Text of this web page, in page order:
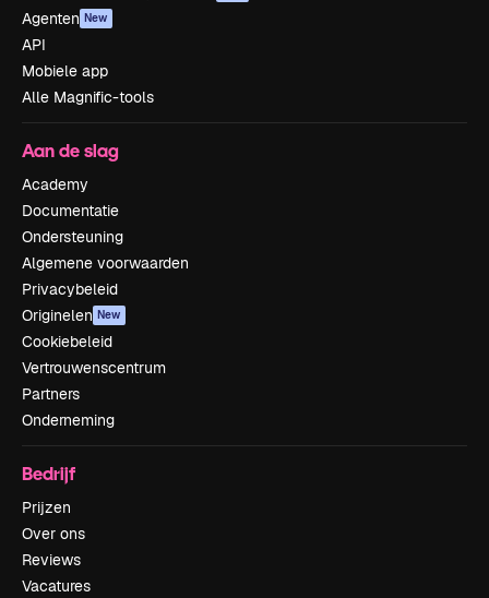
Agenten New
API
Mobiele app
Alle Magnific-tools
Aan de slag
Academy
Documentatie
Ondersteuning
Algemene voorwaarden
Privacybeleid
Originelen New
Cookiebeleid
Vertrouwenscentrum
Partners
Onderneming
Bedrijf
Prijzen
Over ons
Reviews
Vacatures